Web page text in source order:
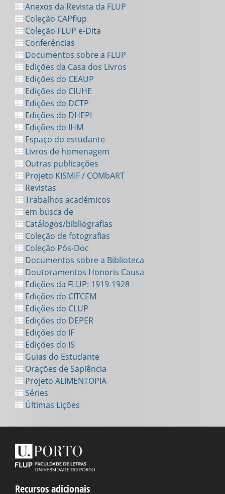
Anexos da Revista da FLUP
Coleção CAPflup
Coleção FLUP e-Dita
Conferências
Documentos sobre a FLUP
Edições da Casa dos Livros
Edições do CEAUP
Edições do CIUHE
Edições do DCTP
Edições do DHEPI
Edições do IHM
Espaço do estudante
Livros de homenagem
Outras publicações
Projeto KISMIF / COMbART
Revistas
Trabalhos académicos
em busca de
Catálogos/bibliografias
Coleção de fotografias
Coleção Pós-Doc
Documentos sobre a Biblioteca
Doutoramentos Honoris Causa
Edições da FLUP: 1919-1928
Edições do CITCEM
Edições do CLUP
Edições do DEPER
Edições do IF
Edições do IS
Guias do Estudante
Orações de Sapiência
Projeto ALIMENTOPIA
Séries
Últimas Lições
Recursos adicionais